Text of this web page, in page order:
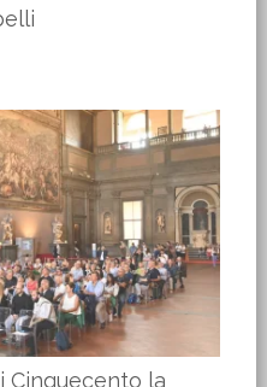
Cinquecento la